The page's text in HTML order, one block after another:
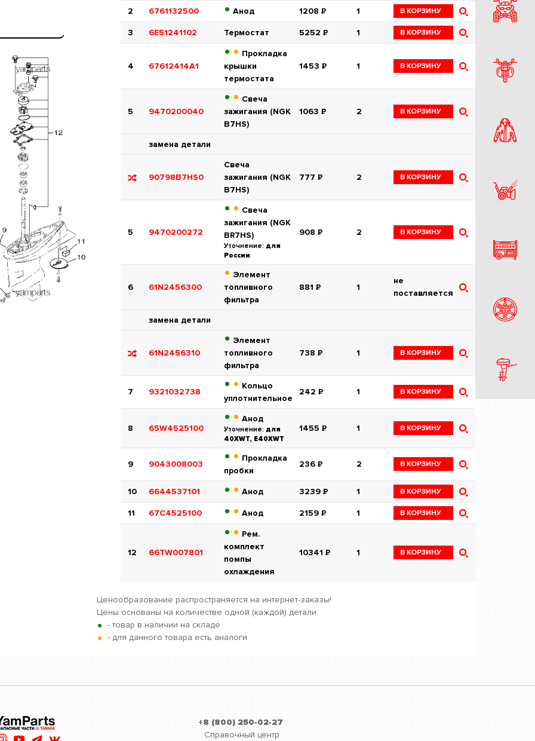
2 6761132500 • Анод 1208 Р 1 В КОРЗИНУ
3 6E51241102 Термостат 5252 Р 1 В КОРЗИНУ
4 67612414A1
•• Прокладка
крышки
термостата
1453 Р 1 В КОРЗИНУ
5 9470200040
• • Свеча
зажигания (NGK
B7HS)
1063 Р 2 В КОРЗИНУ
замена детали
90798B7HS0
Свеча
зажигания (NGK
B7HS)
777 Р 2 В КОРЗИНУ
5 9470200272
•• Свеча
зажигания (NGK
BR7HS)
Уточнение: для
России
908 Р 2 В КОРЗИНУ
6 61N2456300
• Элемент
топливного
фильтра
881 Р 1
не
поставляется
замена детали
61N2456310
• Элемент
топливного
фильтра
738 Р 1 В КОРЗИНУ
7 9321032738 •• Кольцо
уплотнительное
242 Р 1 В КОРЗИНУ
8 65W4525100
• • Анод
Уточнение: для
40XWT, E40XWT
1455 Р 1 В КОРЗИНУ
9 9043008003 •• Прокладка
пробки
236 Р 2 В КОРЗИНУ
10 6644537101 • • Анод 3239 Р 1 В КОРЗИНУ
11 67C4525100 • • Анод 2159 Р 1 В КОРЗИНУ
12 66TW007801
• • Рем.
комплект
помпы
охлаждения
10341 Р 1 В КОРЗИНУ
Ценообразование распространяется на интернет-заказы!
Цены основаны на количестве одной (каждой) детали.
• - товар в наличии на складе
• - для данного товара есть аналоги
+8 (800) 250-02-27
Справочный центр